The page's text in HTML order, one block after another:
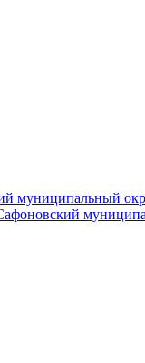
муниципальный